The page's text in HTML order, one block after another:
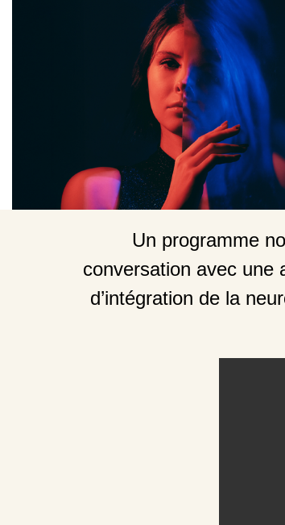
Comprendre et traiter
Un programme
conversation avec une
d’intégration de la